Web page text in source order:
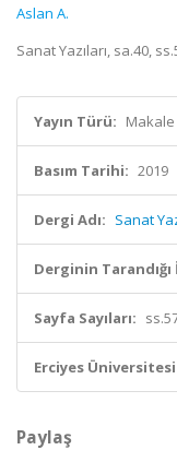
Aslan A.
Sanat Yazıları, sa.40,
Yayın Türü:
Basım Tarihi: 2019
Dergi Adı: Sanat
Derginin
Sayfa Sayıları:
Erciyes
Paylaş